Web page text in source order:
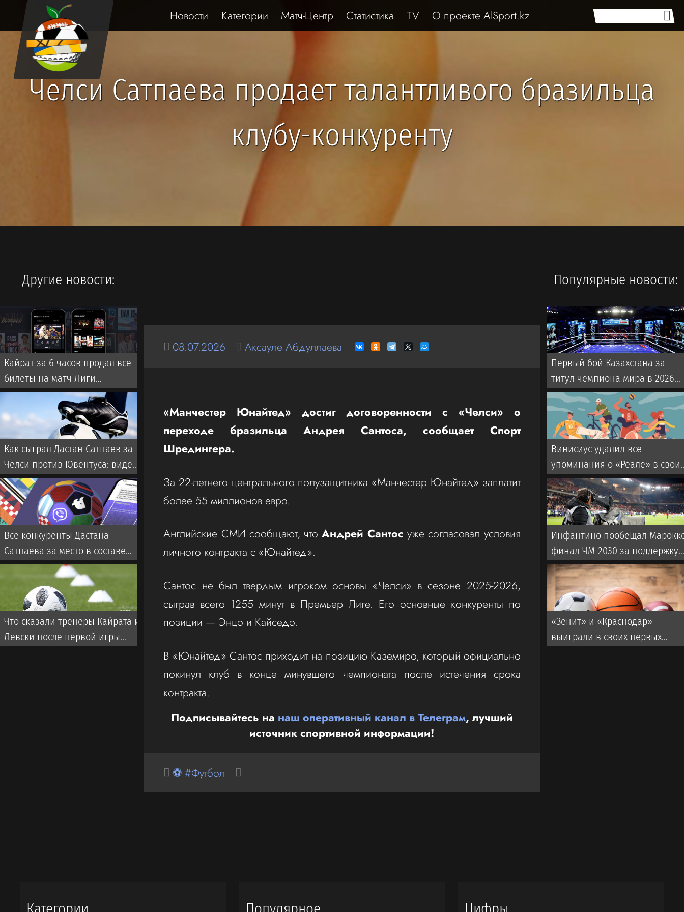
Новости Категории Матч-Центр Статистика TV О проекте AlSport.kz
Челси Сатпаева продает талантливого бразильца
клубу-конкуренту
08.07.2026 Аксауле Абдуллаева
«Манчестер Юнайтед» достиг договоренности с «Челси» о
переходе бразильца Андрея Сантоса, сообщает Спорт
Шредингера.
За 22-летнего центрального полузащитника «Манчестер Юнайтед» заплатит
более 55 миллионов евро.
Английские СМИ сообщают, что Андрей Сантос уже согласовал условия
личного контракта с «Юнайтед».
Сантос не был твердым игроком основы «Челси» в сезоне 2025-2026,
сыграв всего 1255 минут в Премьер Лиге. Его основные конкуренты по
позиции — Энцо и Кайседо.
В «Юнайтед» Сантос приходит на позицию Каземиро, который официально
покинул клуб в конце минувшего чемпионата после истечения срока
контракта.
Подписывайтесь на наш оперативный канал в Телеграм, лучший
источник спортивной информации!
⚽ #Футбол
Другие новости:
Кайрат за 6 часов продал все
билеты на матч Лиги
чемпионов в Туркестане. А
почему там?
Как сыграл Дастан Сатпаев за
Челси против Ювентуса: видео
матча, что дальше?
Все конкуренты Дастана
Сатпаева за место в составе
Челси: кто они?
Что сказали тренеры Кайрата и
Левски после первой игры
Популярные новости:
Первый бой Казахстана за
титул чемпиона мира в 2026
году: где, когда и что за
боксер?
Винисиус удалил все
упоминания о «Реале» в
соцсетях
Инфантино пообещал
финал ЧМ-2030 за поддержку
его кандидатуры
«Зенит» и «Краснодар»
выиграли в своих первых